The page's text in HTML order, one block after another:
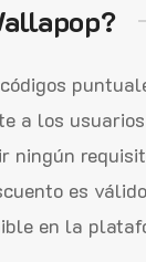
a los
es
en la